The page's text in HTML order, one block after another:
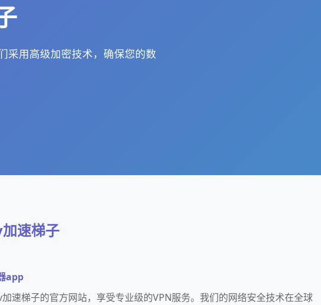
采用高级加密技术，确保您的数
速梯子
app
速梯子的官方网站，享受专业级的VPN服务。我们的网络安全技术在全球